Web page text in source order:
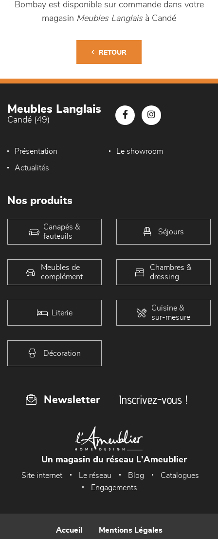
Bombay est disponible sur commande dans votre
magasin Meubles Langlaisà Candé
RETOUR
Meubles Langlais
Candé (49)
Présentation Le showroom
Actualités
Nos produits
Canapés &
fauteuils
Séjours
Meubles de
complément
Chambres &
dressing
Literie
Cuisine &
sur-mesure
Décoration
Newsletter Inscrivez-vous !
Un magasin du réseau L'Ameublier
Site internet Le réseau Blog
Catalogues
Engagements
Accueil Mentions Légales